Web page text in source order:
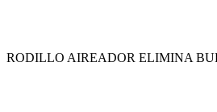
RODILLO AIREADOR ELIMINA